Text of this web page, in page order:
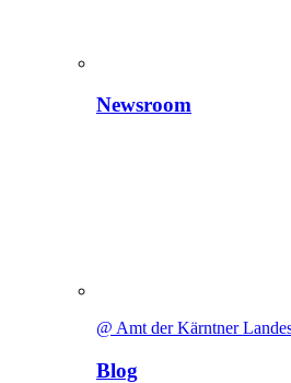
Newsroom
@ Amt der Kärntner
Blog